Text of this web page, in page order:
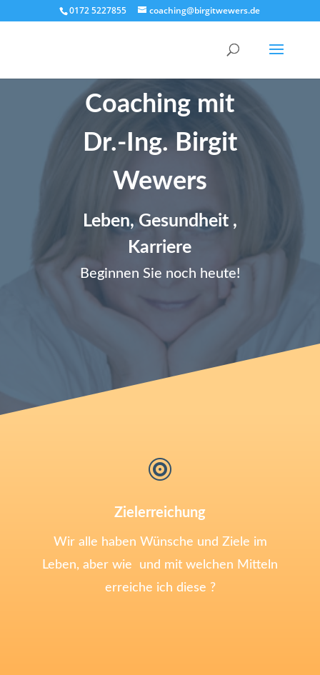
0172 5227855 coaching@birgitwewers.de
Coaching mit
Dr.-Ing. Birgit
Wewers
Leben, Gesundheit ,
Karriere
Beginnen Sie noch heute!

Zielerreichung
Wir alle haben Wünsche und Ziele im
Leben, aber wie und mit welchen Mitteln
erreiche ich diese ?